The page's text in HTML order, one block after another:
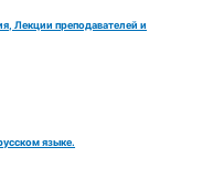
Лекции преподавателей и
языке.